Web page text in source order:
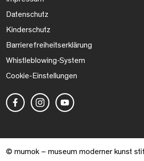
Datenschutz
Kinderschutz
Barrierefreiheitserklärung
Whistleblowing-System
Cookie-Einstellungen
© mumok – museum moderner kunst